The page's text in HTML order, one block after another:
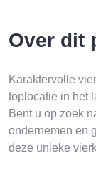
Over dit
Karaktervolle
toplocatie in het
Bent u op zoek
ondernemen en
deze unieke